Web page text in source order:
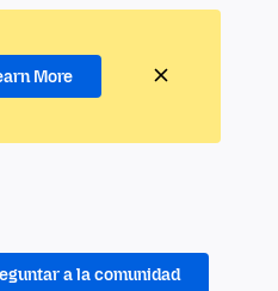
More
a la comunidad